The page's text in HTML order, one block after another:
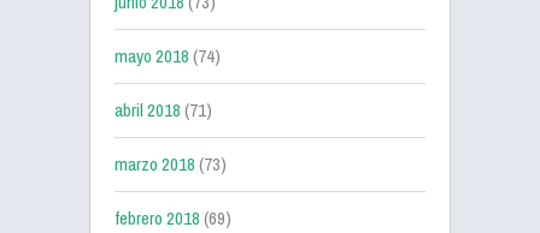
mayo 2018(74)
abril 2018(71)
marzo 2018(73)
febrero 2018(69)